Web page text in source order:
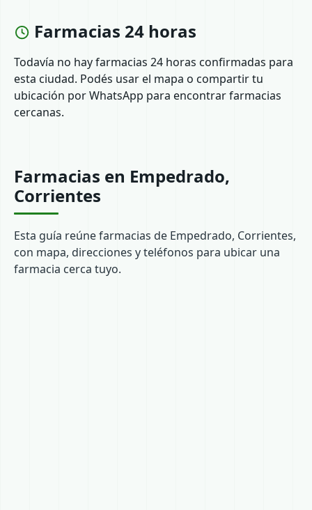
Farmacias 24 horas
Todavía no hay farmacias 24 horas confirmadas para
esta ciudad. Podés usar el mapa o compartir tu
ubicación por WhatsApp para encontrar farmacias
cercanas.
Farmacias en Empedrado,
Corrientes
Esta guía reúne farmacias de Empedrado, Corrientes,
con mapa, direcciones y teléfonos para ubicar una
farmacia cerca tuyo.